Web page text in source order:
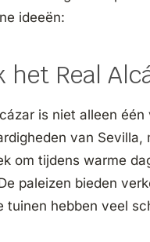
ideeën:
het Real
is niet alleen één
van Sevilla,
om tijdens warme
paleizen bieden
tuinen hebben veel